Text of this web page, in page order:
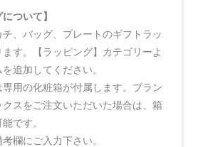
ついて】
チ、バッグ、プレートのギフトラッ
す。【ラッピング】カテゴリーよ
追加してください。
専用の化粧箱が付属します。ブラン
スをご注文いただいた場合は、箱
です。
欄にご入力下さい。